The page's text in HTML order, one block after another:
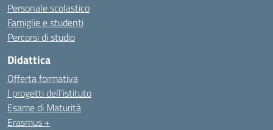
Personale scolastico
Famiglie e studenti
Percorsi di studio
Didattica
Offerta formativa
I progetti dell’istituto
Esame di Maturità
Erasmus +